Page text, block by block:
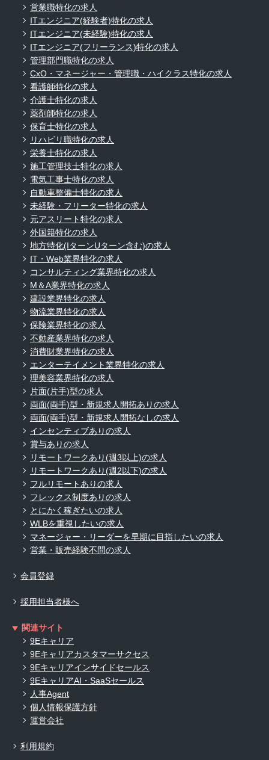
営業職特化の求人
ITエンジニア(経験者)特化の求人
ITエンジニア(未経験)特化の求人
ITエンジニア(フリーランス)特化の求人
管理部門職特化の求人
CxO・マネージャー・管理職・ハイクラス特化の求人
看護師特化の求人
介護士特化の求人
薬剤師特化の求人
保育士特化の求人
リハビリ職特化の求人
栄養士特化の求人
施工管理技士特化の求人
電気工事士特化の求人
自動車整備士特化の求人
未経験・フリーター特化の求人
元アスリート特化の求人
外国籍特化の求人
地方特化(IターンUターン含む)の求人
IT・Web業界特化の求人
コンサルティング業界特化の求人
M＆A業界特化の求人
建設業界特化の求人
物流業界特化の求人
保険業界特化の求人
不動産業界特化の求人
消費財業界特化の求人
エンターテイメント業界特化の求人
理美容業界特化の求人
片面(片手)型の求人
両面(両手)型・新規求人開拓ありの求人
両面(両手)型・新規求人開拓なしの求人
インセンティブありの求人
賞与ありの求人
リモートワークあり(週3以上)の求人
リモートワークあり(週2以下)の求人
フルリモートありの求人
フレックス制度ありの求人
とにかく稼ぎたいの求人
WLBを重視したいの求人
マネージャー・リーダーを早期に目指したいの求人
営業・販売経験不問の求人
会員登録
採用担当者様へ
関連サイト
9Eキャリア
9Eキャリアカスタマーサクセス
9Eキャリアインサイドセールス
9EキャリアAI・SaaSセールス
人事Agent
個人情報保護方針
運営会社
利用規約